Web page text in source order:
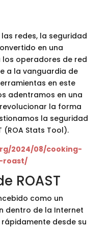
redes, la seguridad
en una
los operadores de red
a la vanguardia de
en este
adentramos en una
la forma
la seguridad
(ROA Stats Tool).
2024/08/cooking-
roast/
ROAST
como un
dentro de la Internet
desde su